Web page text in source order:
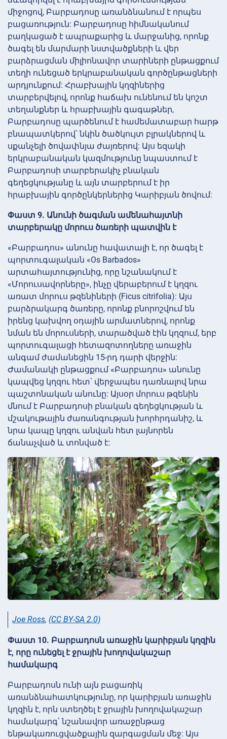
միջոցով, Բարբադոսը առանձնանում է որպես
բացառություն: Բարբադոսը հիմնականում
բաղկացած է ապրաքարից և մարջանից, որոնք
ծագել են մարմարի նստվածքների և վեր
բարձրացման միլիոնավոր տարիների ընթացքում
տեղի ունեցած երկրաբանական գործընթացների
արդյունքում: Հրաբխային կղզիներից
տարբերվելով, որոնք հաճախ ունենում են կոշտ
տեղանքներ և հրաբխային գագաթներ,
Բարբադոսը պարծենում է համեմատաբար հարթ
բնապատկերով՝ նկին ծածկույտ բլրակներով և
սքանչելի ծովափնյա ժայռերով: Այս եզակի
երկրաբանական կազմությունը նպաստում է
Բարբադոսի տարբերակիչ բնական
գեղեցկությանը և այն տարբերում է իր
հրաբխային գործընկերներից Կարիբյան ծովում:
Փաստ 9. Անունի ծագման ամենահայտնի
տարբերակը մորուս ծառերի պատվին է
«Բարբադոս» անունը հավատալի է, որ ծագել է
պորտուգալական «Os Barbados»
արտահայտությունից, որը նշանակում է
«Մորուսավորները», ինչը վերաբերում է կղզու
առատ մորուս թզենիների (Ficus citrifolia): Այս
բարձրակարգ ծառերը, որոնք բնորոշվում են
իրենց կախվող օդային արմատներով, որոնք
նման են մորուսների, տարածված էին կղզում, երբ
պորտուգալացի հետազոտողները առաջին
անգամ ժամանեցին 15-րդ դարի վերջին:
Ժամանակի ընթացքում «Բարբադոս» անունը
կապվեց կղզու հետ՝ վերջապես դառնալով նրա
պաշտոնական անունը: Այսօր մորուս թզենին
մնում է Բարբադոսի բնական գեղեցկության և
մշակութային ժառանգության խորհրդանիշ, և
նրա կապը կղզու անվան հետ լայնորեն
ճանաչված և տոնված է:
Joe Ross, (CC BY-SA 2.0)
Փաստ 10. Բարբադոսն առաջին կարիբյան կղզին
է, որը ունեցել է ջրային խողովակաշար
համակարգ
Բարբադոսն ունի այն բացառիկ
առանձնահատկությունը, որ կարիբյան առաջին
կղզին է, որն ստեղծել է ջրային խողովակաշար
համակարգ՝ նշանավոր առաջընթաց
ենթակառուցվածքային զարգացման մեջ: Այս